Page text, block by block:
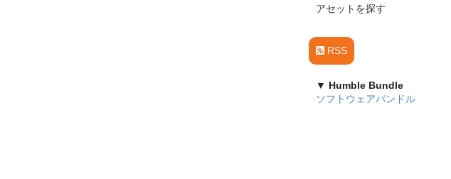
アセットを探す
RSS
▼ Humble Bundle
ソフトウェアバンドル